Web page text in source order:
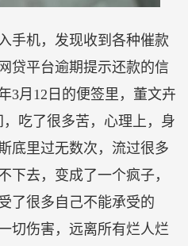
手机，发现收到各种催款
贷平台逾期提示还款的信
3月12日的便签里，董文卉
吃了很多苦，心理上，身
底里过无数次，流过很多
下去，变成了一个疯子，
了很多自己不能承受的
切伤害，远离所有烂人烂